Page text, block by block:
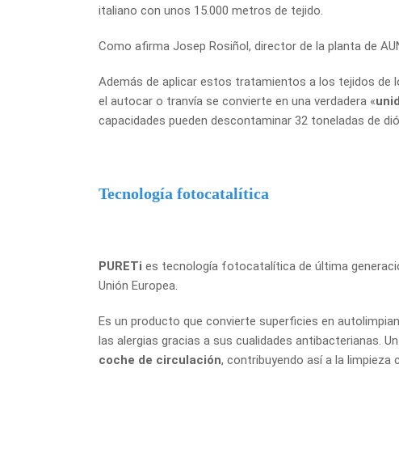
italiano con unos 15.000 metros de tejido.
Como afirma Josep Rosiñol, director de la planta de
Además de aplicar estos tratamientos a los tejidos de
el autocar o tranvía se convierte en una verdadera «
capacidades pueden descontaminar 32 toneladas de
Tecnología fotocatalítica
PURETi es tecnología fotocatalítica de última
Unión Europea.
Es un producto que convierte superficies en
las alergias gracias a sus cualidades antibacterianas.
coche de circulación, contribuyendo así a la limpieza